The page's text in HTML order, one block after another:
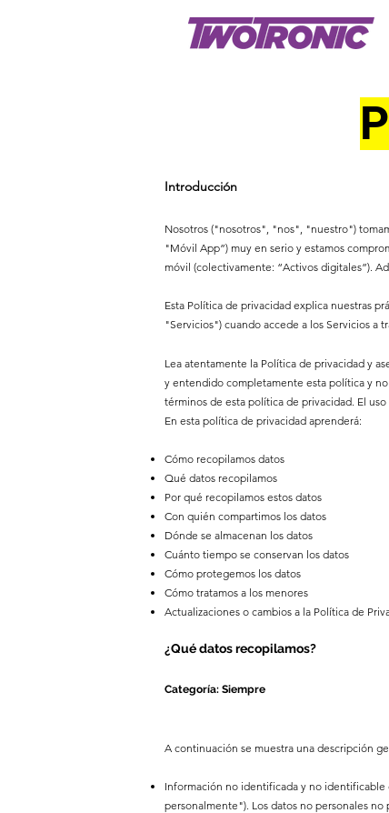
Introducción
Nosotros ("nosotros", "nos", "nuestro")
"Móvil App”) muy en serio y estamos
móvil (colectivamente: “Activos digitales”).
Esta Política de privacidad explica nuestras
"Servicios") cuando accede a los Servicios a
Lea atentamente la Política de privacidad y
y entendido completamente esta política y
términos de esta política de privacidad. El
En esta política de privacidad aprenderá:
Cómo recopilamos datos
Qué datos recopilamos
Por qué recopilamos estos datos
Con quién compartimos los datos
Dónde se almacenan los datos
Cuánto tiempo se conservan los datos
Cómo protegemos los datos
Cómo tratamos a los menores
Actualizaciones o cambios a la Política de
¿Qué datos recopilamos?
Categoría: Siempre
A continuación se muestra una descripción
Información no identificada y no
personalmente"). Los datos no personales